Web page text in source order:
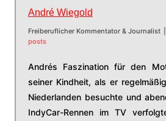
André Wiegold
Freiberuflicher Kommentator & Journalist
posts
Andrés Faszination für den
seiner Kindheit, als er
Niederlanden besuchte und
IndyCar-Rennen im TV